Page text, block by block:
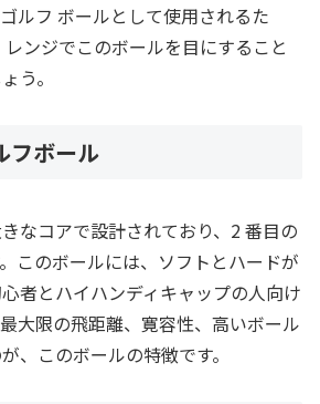
ルフ ボールとして使用されるた
ンジでこのボールを目にすること
う。
フボール
なコアで設計されており、2 番目の
このボールには、ソフトとハードが
者とハイハンディキャップの人向け
大限の飛距離、寛容性、高いボール
、このボールの特徴です。